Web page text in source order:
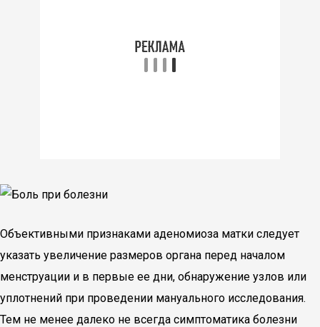
Объективными признаками аденомиоза матки следует
указать увеличение размеров органа перед началом
менструации и в первые ее дни, обнаружение узлов или
уплотнений при проведении мануального исследования.
Тем не менее далеко не всегда симптоматика болезни